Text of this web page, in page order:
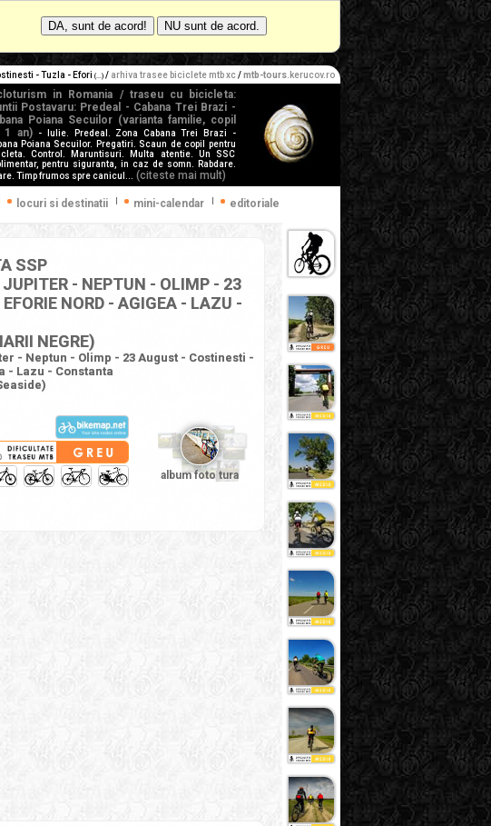
- Tuzla - Efori (...)/ arhiva trasee biciclete mtb xc/mtb-tours.kerucov.ro
in Romania / traseu cu bicicleta:
Postavaru: Predeal - Cabana Trei Brazi -
Poiana Secuilor (varianta familie, copil
1 an)
- Iulie. Predeal. Zona Cabana Trei Brazi -
Poiana Secuilor. Pregatiri. Scaun de copil pentru
Control. Maruntisuri. Multa atentie. Un SSC
pentru siguranta, in caz de somn. Rabdare.
Timp frumos spre canicul...
(citeste mai mult)
locuri si destinatii mini-calendar editoriale
SSP
- NEPTUN - OLIMP - 23
NORD - AGIGEA - LAZU -
NEGRE)
- Neptun - Olimp - 23 August - Costinesti -
- Lazu - Constanta
album foto tura